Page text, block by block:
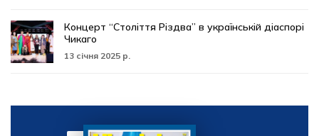
Концерт “Століття Різдва” в українській діаспорі
Чикаго
13 січня 2025 р.